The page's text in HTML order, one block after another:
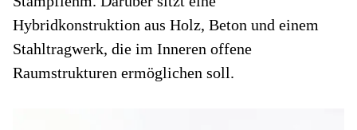
Hybridkonstruktion aus Holz, Beton und einem
Stahltragwerk, die im Inneren offene
Raumstrukturen ermöglichen soll.